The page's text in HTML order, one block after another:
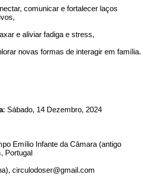
comunicar e fortalecer laços
e aliviar fadiga e stress,
novas formas de interagir em família.
: Sábado, 14 Dezembro, 2024
Emílio Infante da Câmara (antigo
Portugal
circulodoser@gmail.com